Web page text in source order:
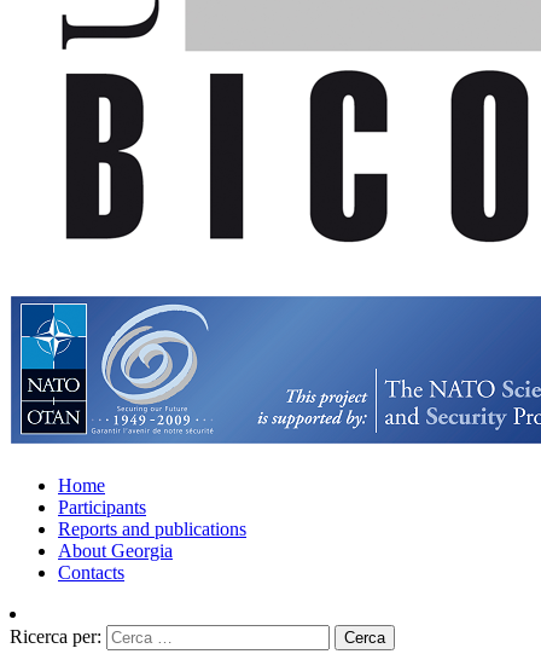
Home
Participants
Reports and publications
About Georgia
Contacts
Ricerca per: